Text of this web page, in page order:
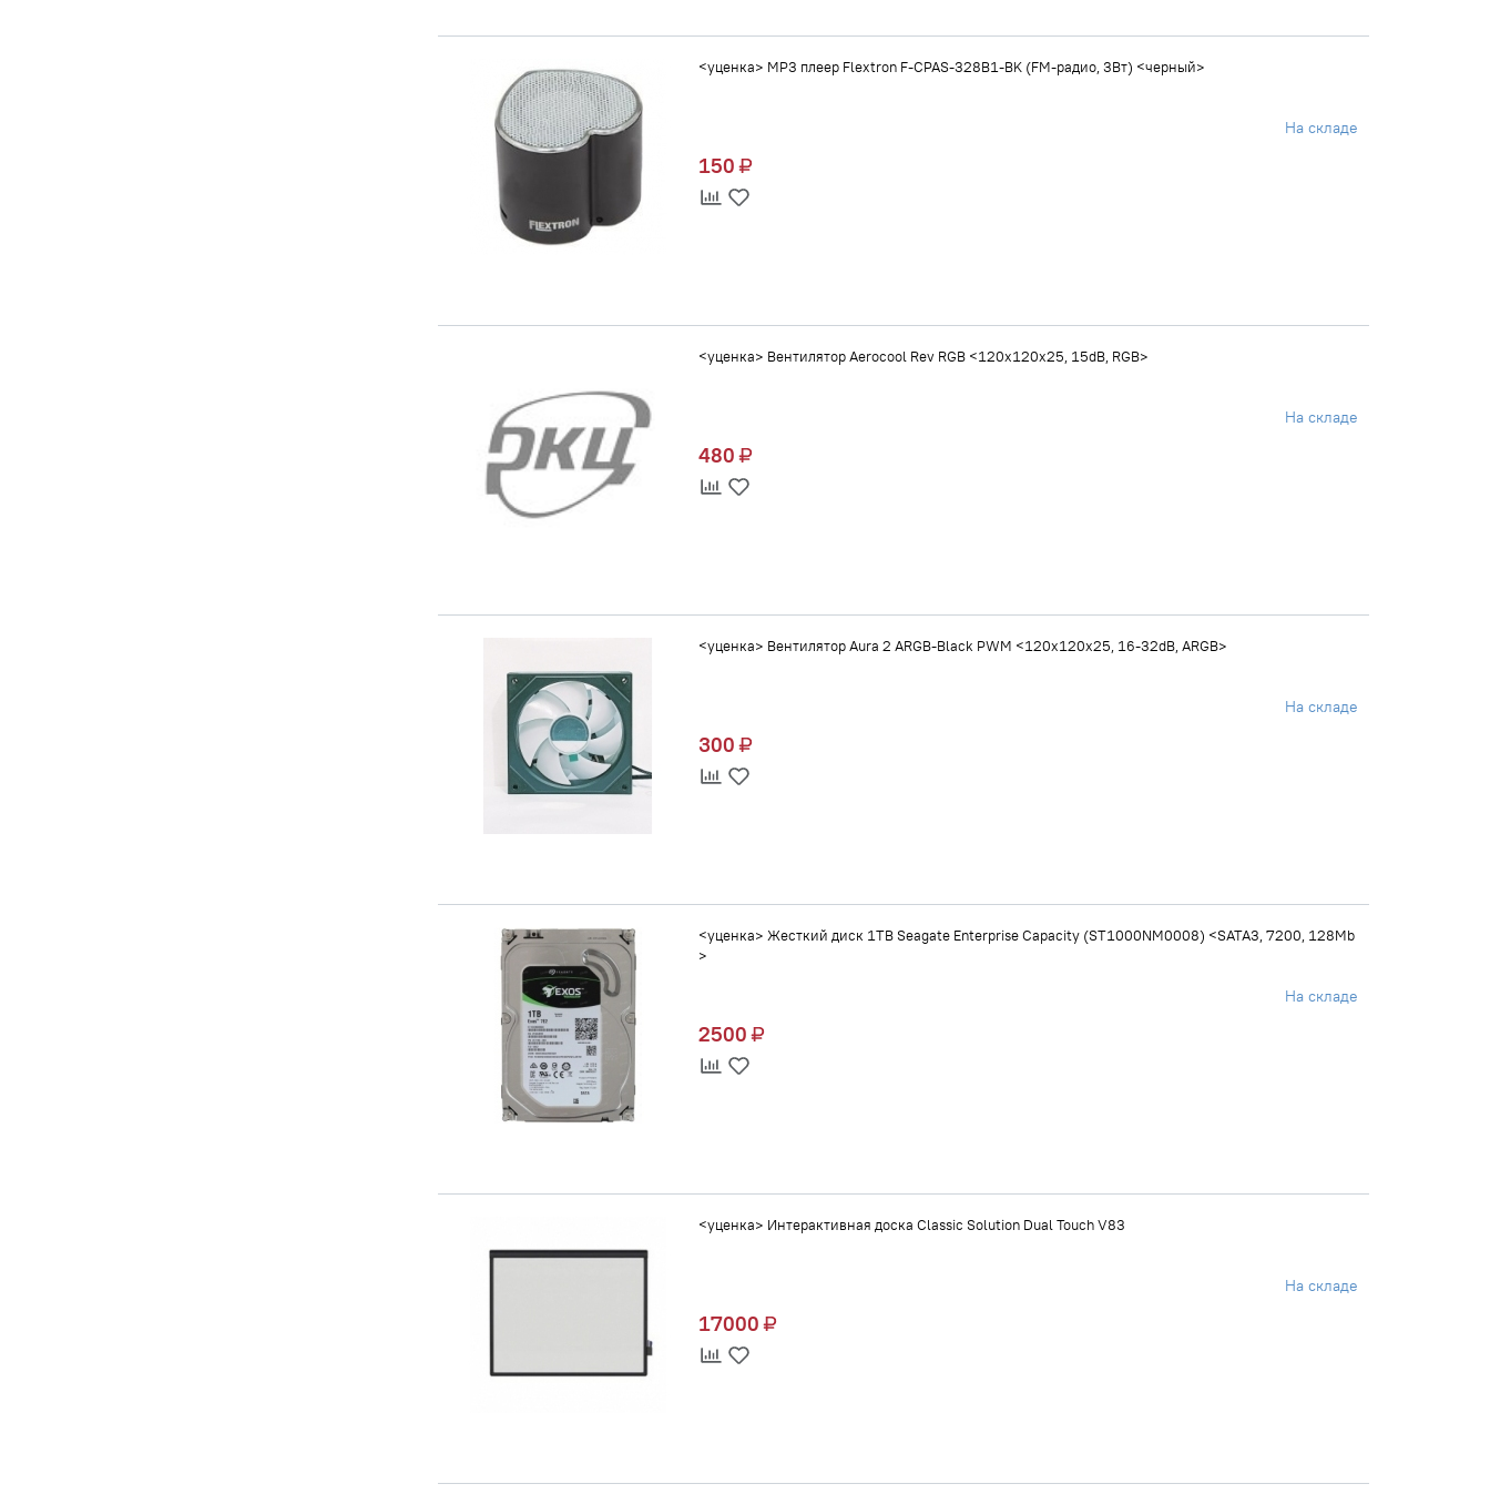
<уценка> MP3 плеер Flextron F-CPAS-328B1-BK (FM-радио, 3Вт) <черный>
На складе
150
<уценка> Вентилятор Aerocool Rev RGB <120x120x25, 15dB, RGB>
На складе
480
<уценка> Вентилятор Aura 2 ARGB-Black PWM <120x120x25, 16-32dB, ARGB>
На складе
300
<уценка> Жесткий диск 1TB Seagate Enterprise Capacity (ST1000NM0008) <SATA3, 7200, 128Mb
>
На складе
2500
<уценка> Интерактивная доска Classic Solution Dual Touch V83
На складе
17000